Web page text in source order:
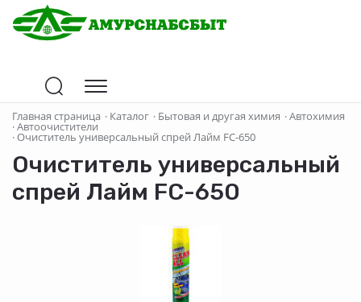
Главная страница · Каталог · Бытовая и другая химия ·Автохимия
·Автоочистители
·Очиститель универсальный спрей Лайм FC-650
Очиститель универсальный
спрей Лайм FC-650